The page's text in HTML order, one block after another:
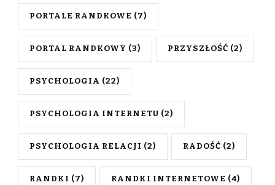
PORTALE RANDKOWE (7)
PORTAL RANDKOWY (3) PRZYSZŁOŚĆ (2)
PSYCHOLOGIA (22)
PSYCHOLOGIA INTERNETU (2)
PSYCHOLOGIA RELACJI (2) RADOŚĆ (2)
RANDKI (7) RANDKI INTERNETOWE (4)